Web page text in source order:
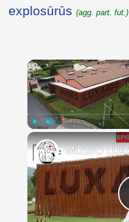
explosūrūs (agg. part. fut.)